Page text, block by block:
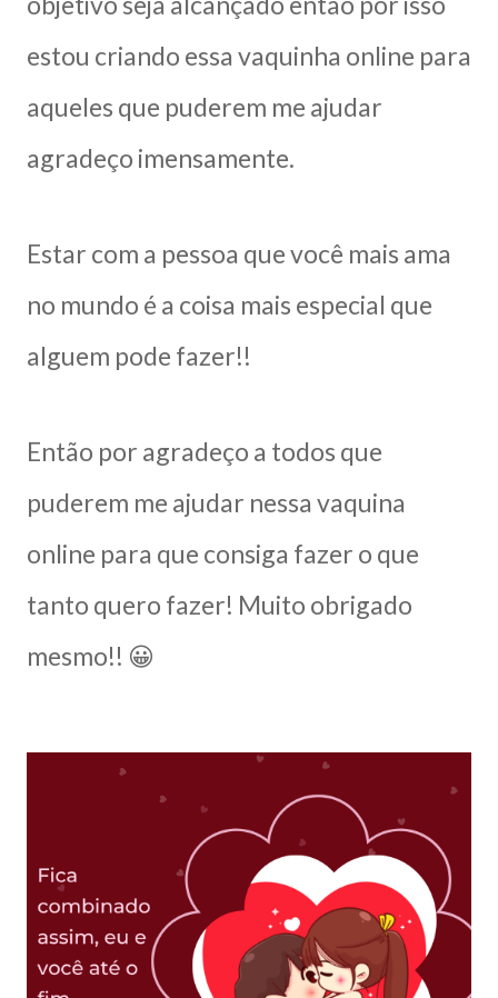
estou criando essa vaquinha online para
aqueles que puderem me ajudar
agradeço imensamente.
Estar com a pessoa que você mais ama
no mundo é a coisa mais especial que
alguem pode fazer!!
Então por agradeço a todos que
puderem me ajudar nessa vaquina
online para que consiga fazer o que
tanto quero fazer! Muito obrigado
mesmo!! 😀